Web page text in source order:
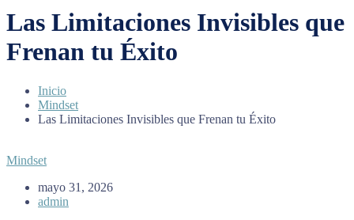
Las Limitaciones Invisibles que
Frenan tu Éxito
Inicio
Mindset
Las Limitaciones Invisibles que Frenan tu Éxito
Mindset
mayo 31, 2026
admin